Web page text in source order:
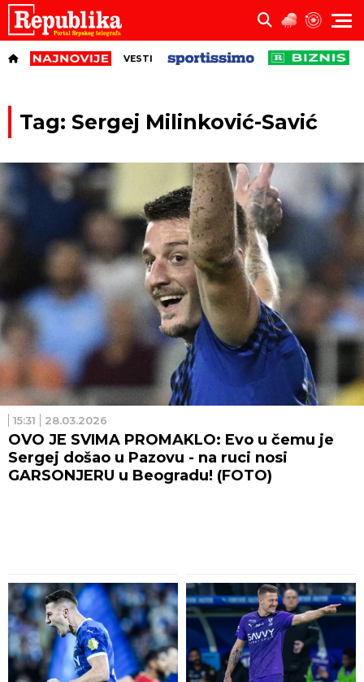
VESTI
Tag: Sergej Milinković-Savić
15:31 28.03.2026
OVO JE SVIMA PROMAKLO: Evo u čemu je
Sergej došao u Pazovu - na ruci nosi
GARSONJERU u Beogradu! (FOTO)